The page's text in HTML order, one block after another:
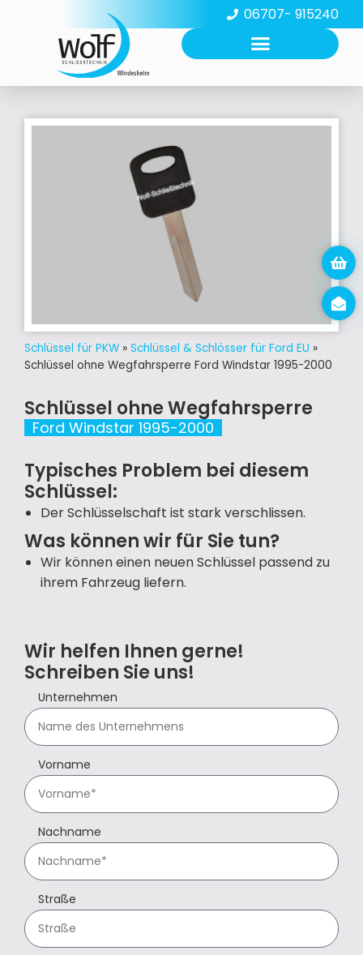
06707- 915240
Schlüssel für PKW » Schlüssel & Schlösser für Ford EU »
Schlüssel ohne Wegfahrsperre Ford Windstar 1995-2000
Schlüssel ohne Wegfahrsperre
Ford Windstar 1995-2000
Typisches Problem bei diesem
Schlüssel:
Der Schlüsselschaft ist stark verschlissen.
Was können wir für Sie tun?
Wir können einen neuen Schlüssel passend zu
ihrem Fahrzeug liefern.
Wir helfen Ihnen gerne!
Schreiben Sie uns!
Unternehmen
Vorname
Nachname
Straße